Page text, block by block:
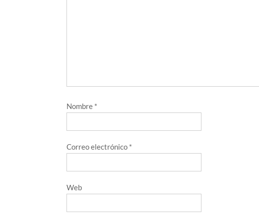
Nombre *
Correo electrónico *
Web